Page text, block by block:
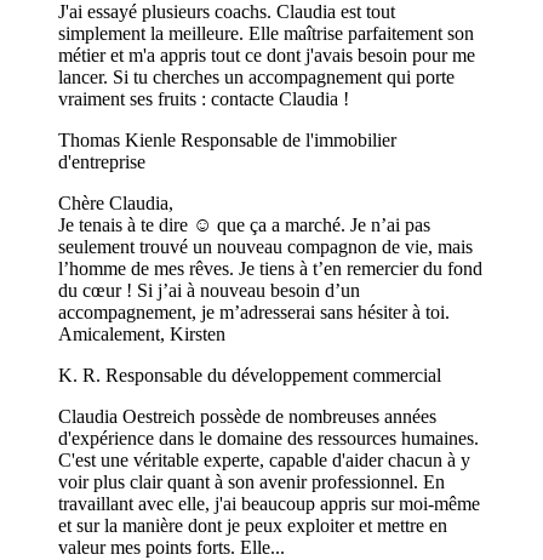
J'ai essayé plusieurs coachs. Claudia est tout
simplement la meilleure. Elle maîtrise parfaitement son
métier et m'a appris tout ce dont j'avais besoin pour me
lancer. Si tu cherches un accompagnement qui porte
vraiment ses fruits : contacte Claudia !
Thomas Kienle Responsable de l'immobilier
d'entreprise
Chère Claudia,
Je tenais à te dire ☺️ que ça a marché. Je n’ai pas
seulement trouvé un nouveau compagnon de vie, mais
l’homme de mes rêves. Je tiens à t’en remercier du fond
du cœur ! Si j’ai à nouveau besoin d’un
accompagnement, je m’adresserai sans hésiter à toi.
Amicalement, Kirsten
K. R. Responsable du développement commercial
Claudia Oestreich possède de nombreuses années
d'expérience dans le domaine des ressources humaines.
C'est une véritable experte, capable d'aider chacun à y
voir plus clair quant à son avenir professionnel. En
travaillant avec elle, j'ai beaucoup appris sur moi-même
et sur la manière dont je peux exploiter et mettre en
valeur mes points forts. Elle...